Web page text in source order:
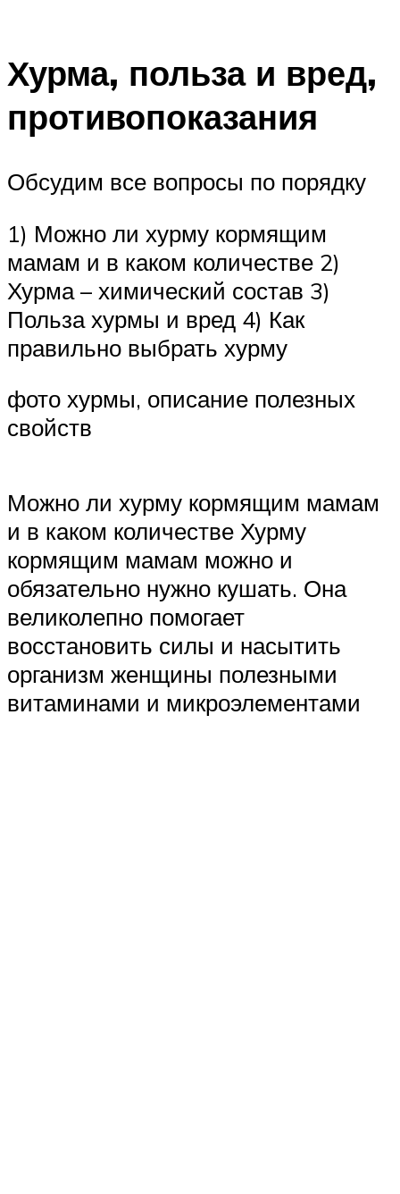
Хурма, польза и вред,
противопоказания
Обсудим все вопросы по порядку
1) Можно ли хурму кормящим
мамам и в каком количестве 2)
Хурма – химический состав 3)
Польза хурмы и вред 4) Как
правильно выбрать хурму
фото хурмы, описание полезных
свойств
Можно ли хурму кормящим мамам
и в каком количестве Хурму
кормящим мамам можно и
обязательно нужно кушать. Она
великолепно помогает
восстановить силы и насытить
организм женщины полезными
витаминами и микроэлементами